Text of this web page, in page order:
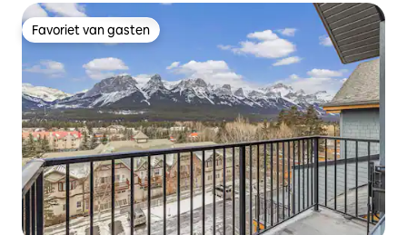
Favoriet van gasten
Favoriet van gasten